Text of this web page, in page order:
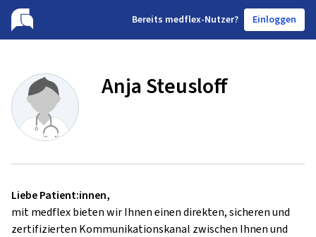
Bereits medflex-Nutzer? Einloggen
Anja Steusloff
Liebe Patient:innen,
mit medflex bieten wir Ihnen einen direkten, sicheren und
zertifizierten Kommunikationskanal zwischen Ihnen und